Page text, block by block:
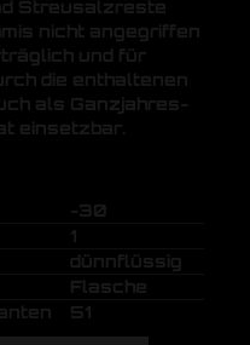
Streusalzreste
nicht angegriffen
und für
die enthaltenen
als Ganzjahres-
einsetzbar.
-30
1
dünnflüssig
Flasche
51